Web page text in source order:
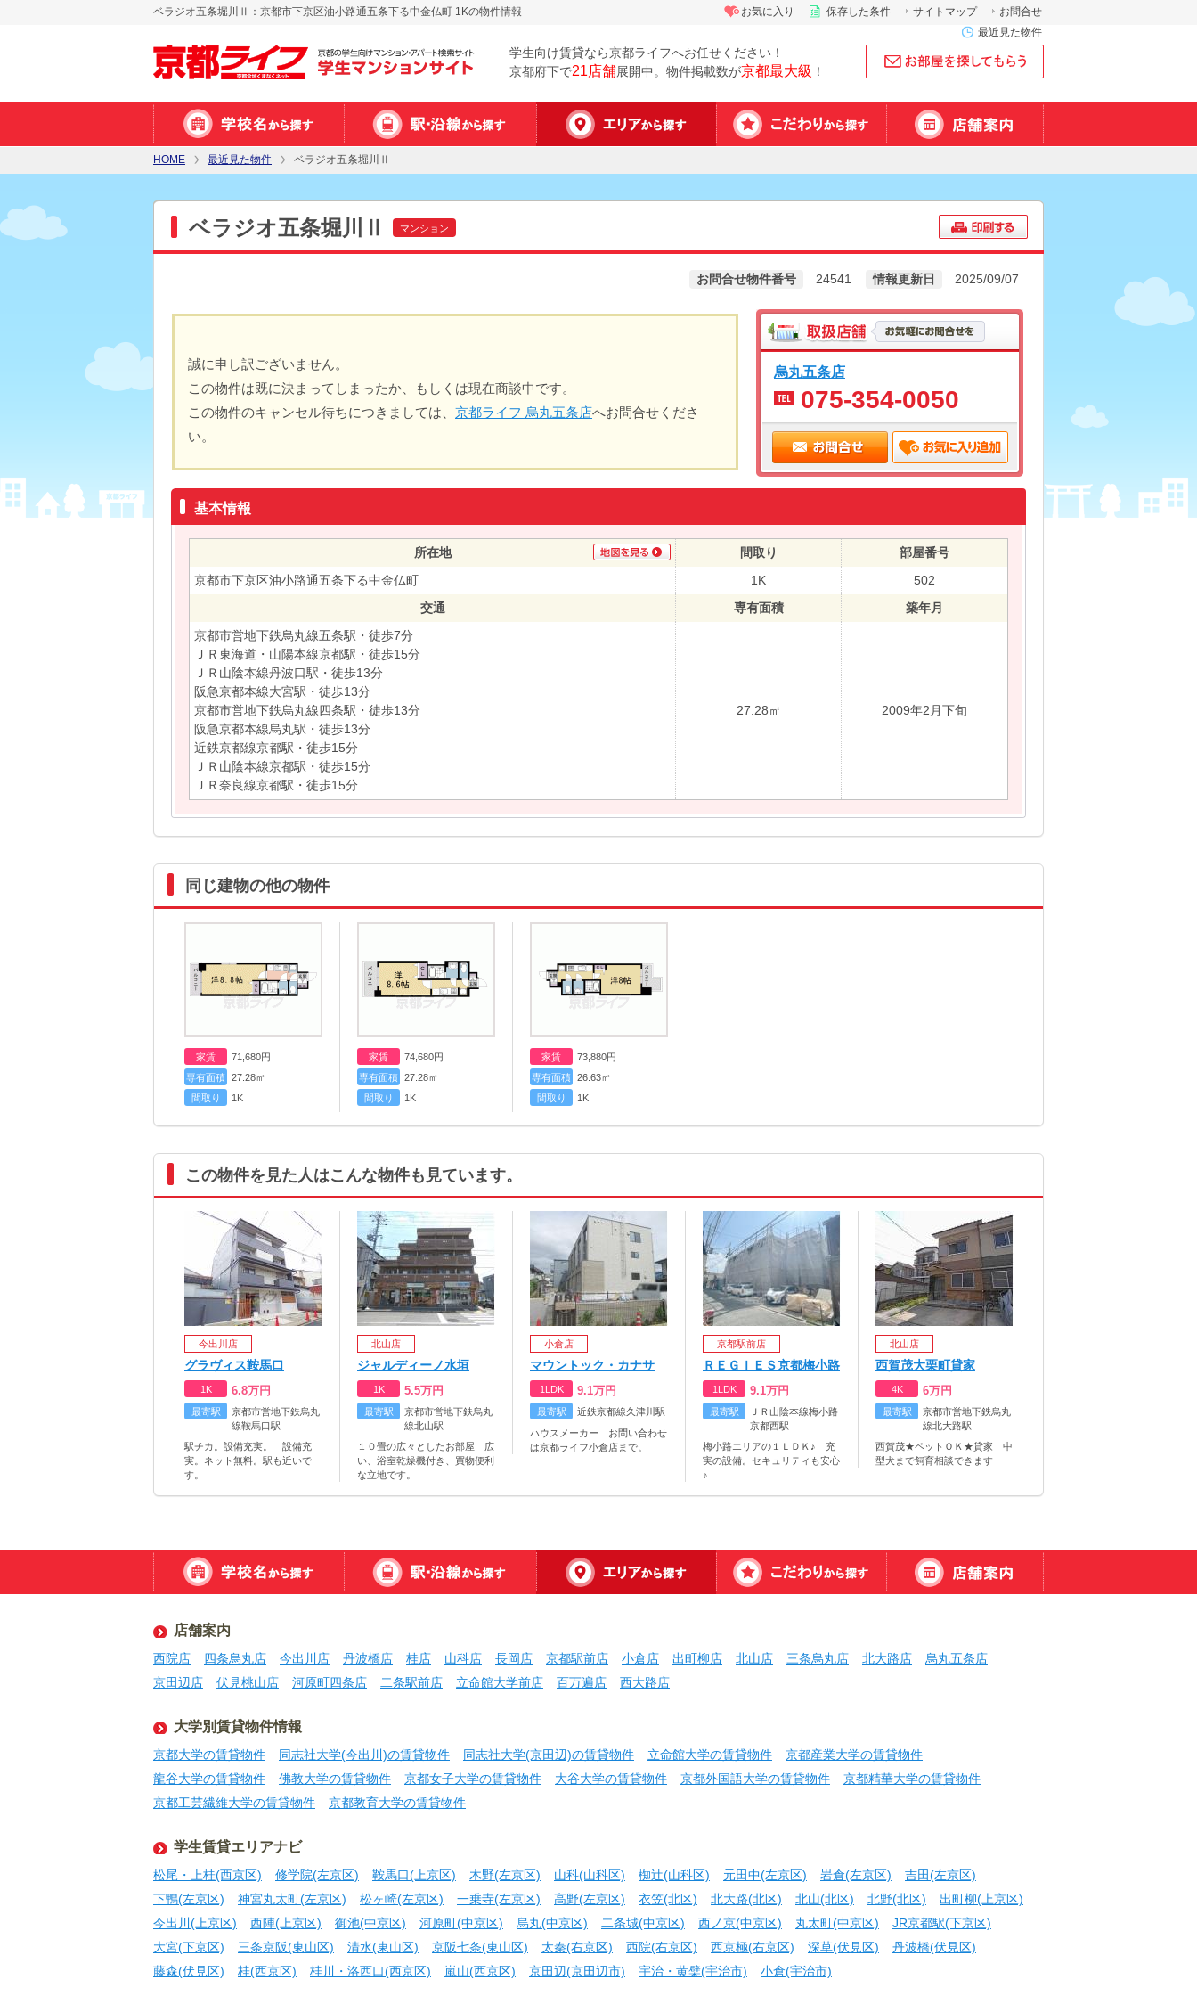
ベラジオ五条堀川Ⅱ：京都市下京区油小路通五条下る中金仏町 1Kの物件情報
学生向け賃貸なら京都ライフへお任せください！
京都府下で21店舗展開中。物件掲載数が京都最大級 ！
お問合せ
サイトマップ
保存した条件
お気に入り
最近見た物件
HOME 最近見た物件 ベラジオ五条堀川Ⅱ
ベラジオ五条堀川Ⅱ マンション
お問合せ物件番号 24541 情報更新日 2025/09/07
誠に申し訳ございません。
この物件は既に決まってしまったか、もしくは現在商談中です。
この物件のキャンセル待ちにつきましては、 京都ライフ 烏丸五条店へお問合せくださ
い。
烏丸五条店
075-354-0050
基本情報
所在地 間取り
部屋番号
京都市下京区油小路通五条下る中金仏町
1K
502
交通
専有面積
築年月
京都市営地下鉄烏丸線五条駅・徒歩7分
ＪＲ東海道・山陽本線京都駅・徒歩15分
ＪＲ山陰本線丹波口駅・徒歩13分
阪急京都本線大宮駅・徒歩13分
京都市営地下鉄烏丸線四条駅・徒歩13分
阪急京都本線烏丸駅・徒歩13分
近鉄京都線京都駅・徒歩15分
ＪＲ山陰本線京都駅・徒歩15分
ＪＲ奈良線京都駅・徒歩15分
27.28㎡ 2009年2月下旬
同じ建物の他の物件
家賃 71,680円
専有面積 27.28㎡
間取り
1K
家賃 74,680円
専有面積 27.28㎡
間取り
1K
家賃 73,880円
専有面積 26.63㎡
間取り
1K
この物件を見た人はこんな物件も見ています。
今出川店
グラヴィス鞍馬口
1K 6.8万円
最寄駅
京都市営地下鉄烏丸
線鞍馬口駅
駅チカ。設備充実。 設備充
実。ネット無料。駅も近いで
す。
北山店
ジャルディーノ水垣
1K 5.5万円
最寄駅
京都市営地下鉄烏丸
線北山駅
１０畳の広々としたお部屋 広
い、浴室乾燥機付き、買物便利
な立地です。
小倉店
マウントック・カナサ
1LDK 9.1万円
最寄駅
近鉄京都線久津川駅
ハウスメーカー お問い合わせ
は京都ライフ小倉店まで。
京都駅前店
ＲＥＧＩＥＳ京都梅小路
1LDK 9.1万円
最寄駅
ＪＲ山陰本線梅小路
京都西駅
梅小路エリアの１ＬＤＫ♪ 充
実の設備。セキュリティも安心
♪
北山店
西賀茂大栗町貸家
4K 6万円
最寄駅
京都市営地下鉄烏丸
線北大路駅
西賀茂★ペットＯＫ★貸家 中
型犬まで飼育相談できます
店舗案内
西院店 四条烏丸店 今出川店 丹波橋店 桂店 山科店 長岡店 京都駅前店 小倉店 出町柳店 北山店 三条烏丸店 北大路店
烏丸五条店
京田辺店
伏見桃山店 河原町四条店 二条駅前店 立命館大学前店 百万遍店 西大路店
大学別賃貸物件情報
京都大学の賃貸物件 同志社大学(今出川)の賃貸物件 同志社大学(京田辺)の賃貸物件 立命館大学の賃貸物件
京都産業大学の賃貸物件
龍谷大学の賃貸物件
佛教大学の賃貸物件 京都女子大学の賃貸物件 大谷大学の賃貸物件 京都外国語大学の賃貸物件
京都精華大学の賃貸物件
京都工芸繊維大学の賃貸物件
京都教育大学の賃貸物件
学生賃貸エリアナビ
松尾・上桂(西京区) 修学院(左京区) 鞍馬口(上京区) 木野(左京区) 山科(山科区) 椥辻(山科区) 元田中(左京区) 岩倉(左京区)
吉田(左京区)
下鴨(左京区)
神宮丸太町(左京区) 松ヶ崎(左京区) 一乗寺(左京区) 高野(左京区) 衣笠(北区) 北大路(北区) 北山(北区) 北野(北区)
出町柳(上京区)
今出川(上京区)
西陣(上京区) 御池(中京区) 河原町(中京区) 烏丸(中京区) 二条城(中京区) 西ノ京(中京区) 丸太町(中京区)
JR京都駅(下京区)
大宮(下京区)
三条京阪(東山区) 清水(東山区) 京阪七条(東山区) 太秦(右京区) 西院(右京区) 西京極(右京区) 深草(伏見区)
丹波橋(伏見区)
藤森(伏見区)
桂(西京区) 桂川・洛西口(西京区) 嵐山(西京区) 京田辺(京田辺市) 宇治・黄檗(宇治市) 小倉(宇治市)